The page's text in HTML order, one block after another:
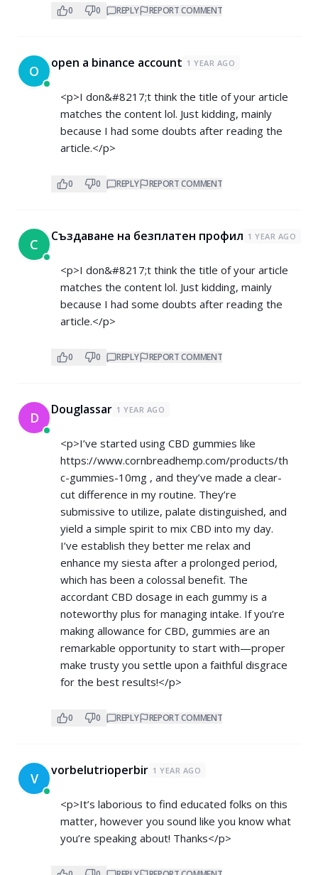
0 0 REPLY REPORT COMMENT
O open a binance account 1 YEAR AGO
<p>I don&#8217;t think the title of your article
matches the content lol. Just kidding, mainly
because I had some doubts after reading the
article.</p>
0 0 REPLY REPORT COMMENT
С Създаване на безплатен профил 1 YEAR AGO
<p>I don&#8217;t think the title of your article
matches the content lol. Just kidding, mainly
because I had some doubts after reading the
article.</p>
0 0 REPLY REPORT COMMENT
D Douglassar 1 YEAR AGO
<p>I’ve started using CBD gummies like
https://www.cornbreadhemp.com/products/th
c-gummies-10mg , and they’ve made a clear-
cut difference in my routine. They’re
submissive to utilize, palate distinguished, and
yield a simple spirit to mix CBD into my day.
I’ve establish they better me relax and
enhance my siesta after a prolonged period,
which has been a colossal benefit. The
accordant CBD dosage in each gummy is a
noteworthy plus for managing intake. If you’re
making allowance for CBD, gummies are an
remarkable opportunity to start with—proper
make trusty you settle upon a faithful disgrace
for the best results!</p>
0 0 REPLY REPORT COMMENT
V vorbelutrioperbir 1 YEAR AGO
<p>It’s laborious to find educated folks on this
matter, however you sound like you know what
you’re speaking about! Thanks</p>